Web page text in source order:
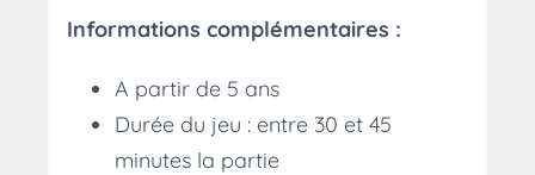
Informations complémentaires :
A partir de 5 ans
Durée du jeu : entre 30 et 45
minutes la partie